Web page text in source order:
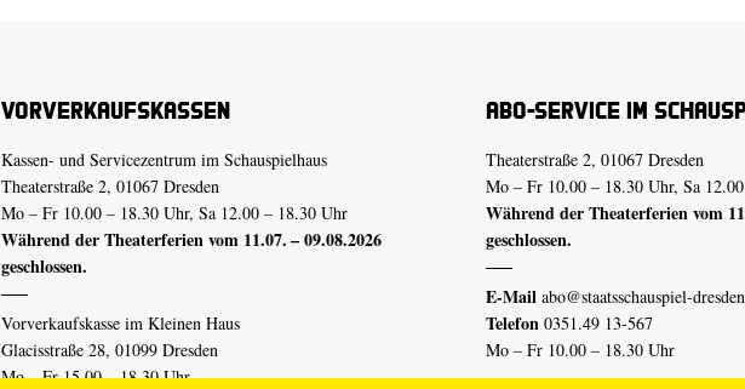
Vorverkaufskassen
Kassen- und Servicezentrum im Schauspielhaus
Theaterstraße 2, 01067 Dresden
Mo – Fr 10.00 – 18.30 Uhr, Sa 12.00 – 18.30 Uhr
Während der Theaterferien vom 11.07. – 09.08.2026
geschlossen.
Vorverkaufskasse im Kleinen Haus
Glacisstraße 28, 01099 Dresden
Mo – Fr 15.00 – 18.30 Uhr
Abo-Service im
Theaterstraße 2, 01067 Dresden
Mo – Fr 10.00 – 18.30 Uhr, Sa
Während der Theaterferien vom
geschlossen.
E-Mail abo@staatsschauspiel-
Telefon 0351.49 13-567
Mo – Fr 10.00 – 18.30 Uhr